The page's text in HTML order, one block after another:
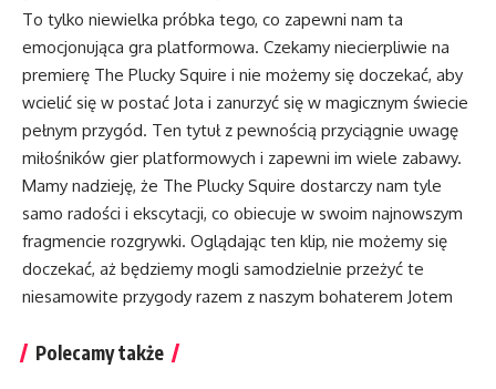
To tylko niewielka próbka tego, co zapewni nam ta
emocjonująca gra platformowa. Czekamy niecierpliwie na
premierę The Plucky Squire i nie możemy się doczekać, aby
wcielić się w postać Jota i zanurzyć się w magicznym świecie
pełnym przygód. Ten tytuł z pewnością przyciągnie uwagę
miłośników gier platformowych i zapewni im wiele zabawy.
Mamy nadzieję, że The Plucky Squire dostarczy nam tyle
samo radości i ekscytacji, co obiecuje w swoim najnowszym
fragmencie rozgrywki. Oglądając ten klip, nie możemy się
doczekać, aż będziemy mogli samodzielnie przeżyć te
niesamowite przygody razem z naszym bohaterem Jotem
Polecamy także